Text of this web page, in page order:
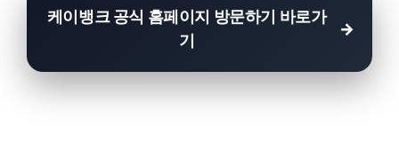
케이뱅크 공식 홈페이지 방문하기 바로가
기